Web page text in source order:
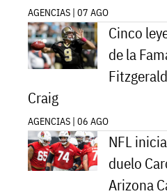
AGENCIAS | 07 AGO
Cinco
de la
Craig
AGENCIAS | 06 AGO
NFL
duelo
Arizona